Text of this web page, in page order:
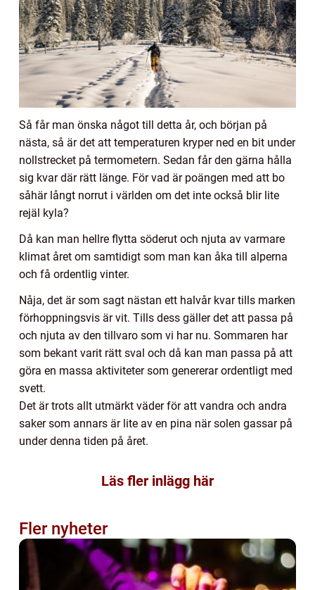
Så får man önska något till detta år, och början på
nästa, så är det att temperaturen kryper ned en bit under
nollstrecket på termometern. Sedan får den gärna hålla
sig kvar där rätt länge. För vad är poängen med att bo
såhär långt norrut i världen om det inte också blir lite
rejäl kyla?
Då kan man hellre flytta söderut och njuta av varmare
klimat året om samtidigt som man kan åka till alperna
och få ordentlig vinter.
Nåja, det är som sagt nästan ett halvår kvar tills marken
förhoppningsvis är vit. Tills dess gäller det att passa på
och njuta av den tillvaro som vi har nu. Sommaren har
som bekant varit rätt sval och då kan man passa på att
göra en massa aktiviteter som genererar ordentligt med
svett.
Det är trots allt utmärkt väder för att vandra och andra
saker som annars är lite av en pina när solen gassar på
under denna tiden på året.
Läs fler inlägg här
Fler nyheter